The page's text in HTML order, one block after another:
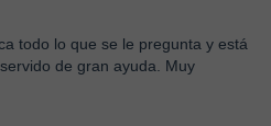
todo lo que se le pregunta y está
de gran ayuda. Muy